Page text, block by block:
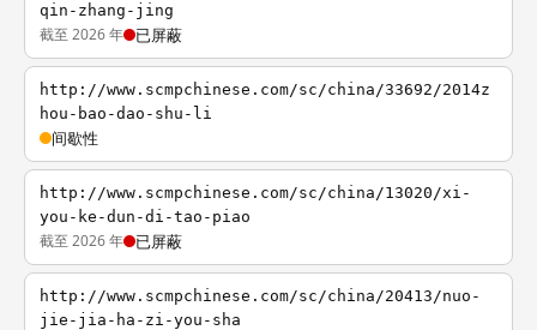
qin-zhang-jing
截至 2026 年 已屏蔽
http://www.scmpchinese.com/sc/china/33692/2014z
hou-bao-dao-shu-li
间歇性
http://www.scmpchinese.com/sc/china/13020/xi-
you-ke-dun-di-tao-piao
截至 2026 年 已屏蔽
http://www.scmpchinese.com/sc/china/20413/nuo-
jie-jia-ha-zi-you-sha